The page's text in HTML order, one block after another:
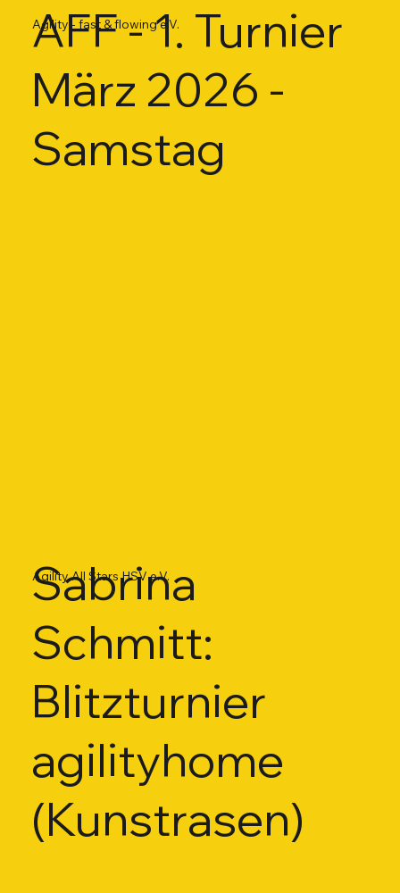
AFF - 1. Turnier
März 2026 -
Samstag
Agility - fast & flowing e.V.
Sabrina
Schmitt:
Blitzturnier
agilityhome
(Kunstrasen)
Agility All Stars HSV e.V.